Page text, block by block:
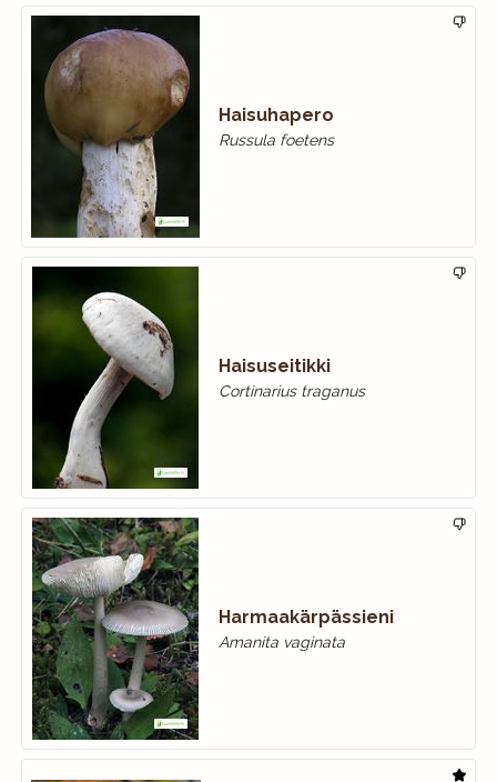
Haisuhapero
Russula foetens
Haisuseitikki
Cortinarius traganus
Harmaakärpässieni
Amanita vaginata